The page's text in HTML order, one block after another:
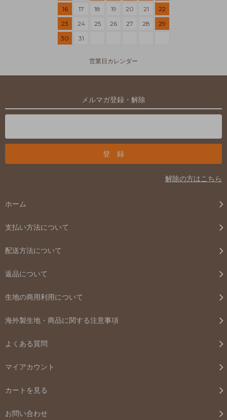
16
17 18 19 20 21
22
23
24 25 26 27 28
29
30
31
営業日カレンダー
メルマガ登録・解除
解除の方はこちら
ホーム
支払い方法について
配送方法について
返品について
生地の商用利用について
海外製生地・商品に関する注意事項
よくある質問
マイアカウント
カートを見る
お問い合わせ